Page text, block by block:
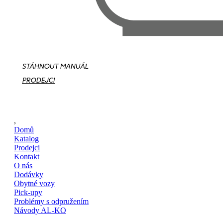
STÁHNOUT MANUÁL
PRODEJCI
,
Domů
Katalog
Prodejci
Kontakt
O nás
Dodávky
Obytné vozy
Pick-upy
Problémy s odpružením
Návody AL-KO